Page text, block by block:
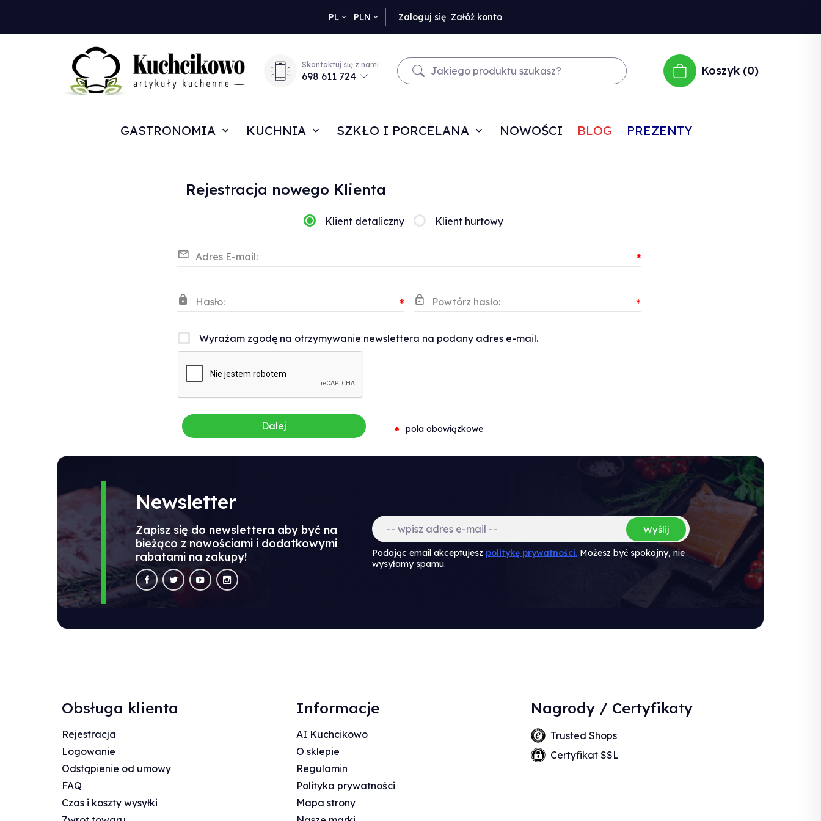
PL currency_h
PLN Zaloguj się Załóż konto
Skontaktuj się z nami
698 611 724 Koszyk 0
GASTRONOMIA KUCHNIA SZKŁO I PORCELANA NOWOŚCI BLOG PREZENTY
Rejestracja nowego Klienta
Klient detaliczny Klient hurtowy
*
Adres E-mail:
*
Hasło: *
Powtórz hasło:
Wyrażam zgodę na otrzymywanie newslettera na podany adres e-mail.
Dalej * pola obowiązkowe
Newsletter
Zapisz się do newslettera aby być na
bieżąco z nowościami i dodatkowymi
rabatami na zakupy!
Wyślij
Podając email akceptujesz politykę prywatności. Możesz być spokojny, nie
wysyłamy spamu.
Obsługa klienta
Rejestracja
Logowanie
Odstąpienie od umowy
FAQ
Czas i koszty wysyłki
Informacje
AI Kuchcikowo
O sklepie
Regulamin
Polityka prywatności
Mapa strony
Nagrody / Certyfikaty
Trusted Shops
Certyfikat SSL